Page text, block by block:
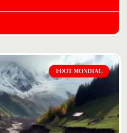
FOOT MONDIAL